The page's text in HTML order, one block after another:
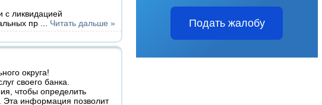
ликвидацией
пр
Читать дальше »
округа!
своего банка.
чтобы определить
Эта информация позволит
Подать жалобу